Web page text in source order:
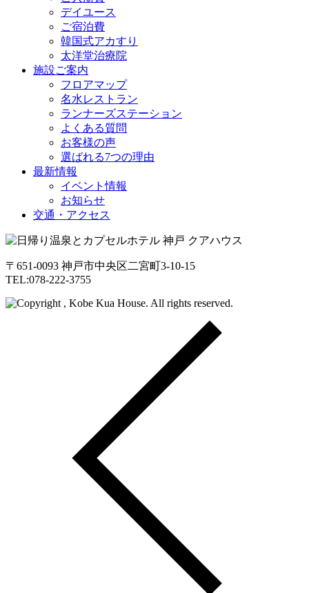
デイユース
ご宿泊費
韓国式アカすり
太洋堂治療院
施設ご案内
フロアマップ
名水レストラン
ランナーズステーション
よくある質問
お客様の声
選ばれる7つの理由
最新情報
イベント情報
お知らせ
交通・アクセス
〒651-0093 神戸市中央区二宮町3-10-15
TEL:078-222-3755